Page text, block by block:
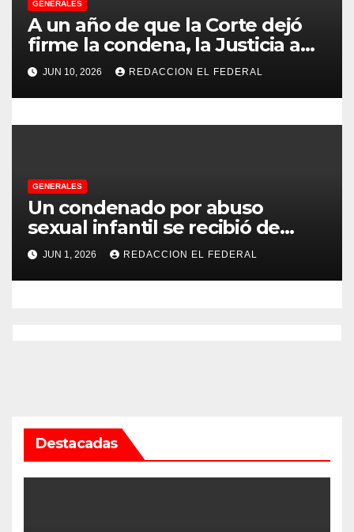
d
a
s
GENERALES
A un año de que la Corte dejó
firme la condena, la Justicia aún
no pudo decomisarle ni un peso
a CFK
JUN 10, 2026 REDACCION EL FEDERAL
GENERALES
Un condenado por abuso
sexual infantil se recibió de
psicopedagogo dentro del
Servicio Penitenciario de La
Rioja
JUN 1, 2026 REDACCION EL FEDERAL
Destacadas